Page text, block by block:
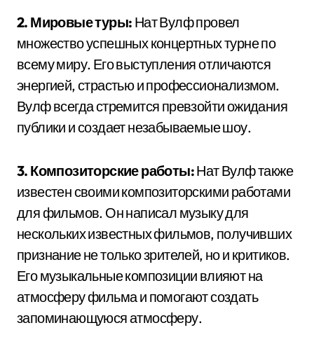
2. Мировые туры: Нат Вулф провел
множество успешных концертных турне по
всему миру. Его выступления отличаются
энергией, страстью и профессионализмом.
Вулф всегда стремится превзойти ожидания
публики и создает незабываемые шоу.
3. Композиторские работы:Нат Вулф также
известен своими композиторскими работами
для фильмов. Он написал музыку для
нескольких известных фильмов, получивших
признание не только зрителей, но и критиков.
Его музыкальные композиции влияют на
атмосферу фильма и помогают создать
запоминающуюся атмосферу.